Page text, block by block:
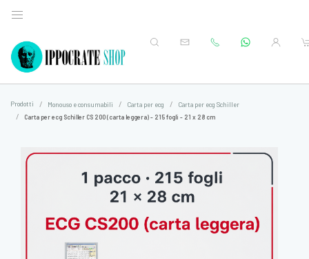
Prodotti Monouso e consumabili Carta per ecg
Carta per ecg Schiller
Carta per ecg Schiller CS 200 (carta leggera) - 215 fogli - 21 x 28 cm